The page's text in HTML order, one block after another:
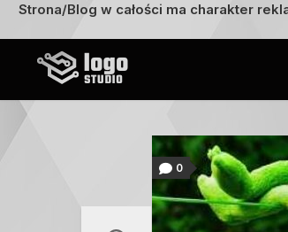
Strona/Blog w całości ma charakter
0